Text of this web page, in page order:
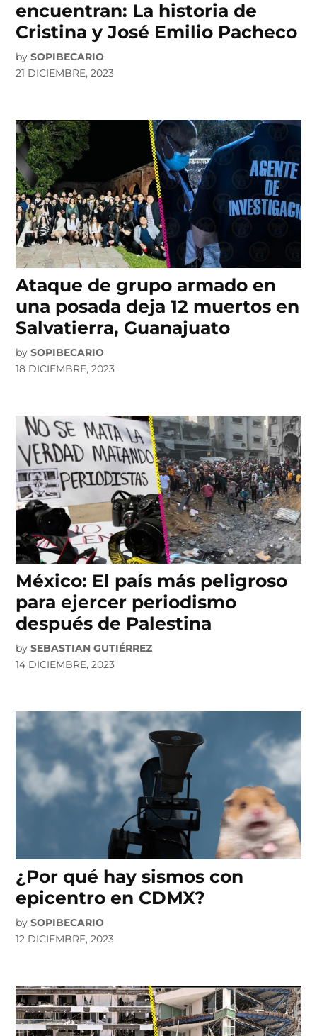
encuentran: La historia de
Cristina y José Emilio Pacheco
by SOPIBECARIO
21 DICIEMBRE, 2023
Ataque de grupo armado en
una posada deja 12 muertos en
Salvatierra, Guanajuato
by SOPIBECARIO
18 DICIEMBRE, 2023
México: El país más peligroso
para ejercer periodismo
después de Palestina
by SEBASTIAN GUTIÉRREZ
14 DICIEMBRE, 2023
¿Por qué hay sismos con
epicentro en CDMX?
by SOPIBECARIO
12 DICIEMBRE, 2023